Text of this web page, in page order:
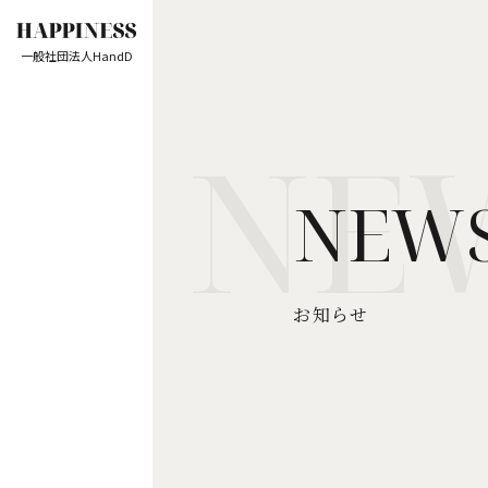
一般社団法人HandD
お知らせ